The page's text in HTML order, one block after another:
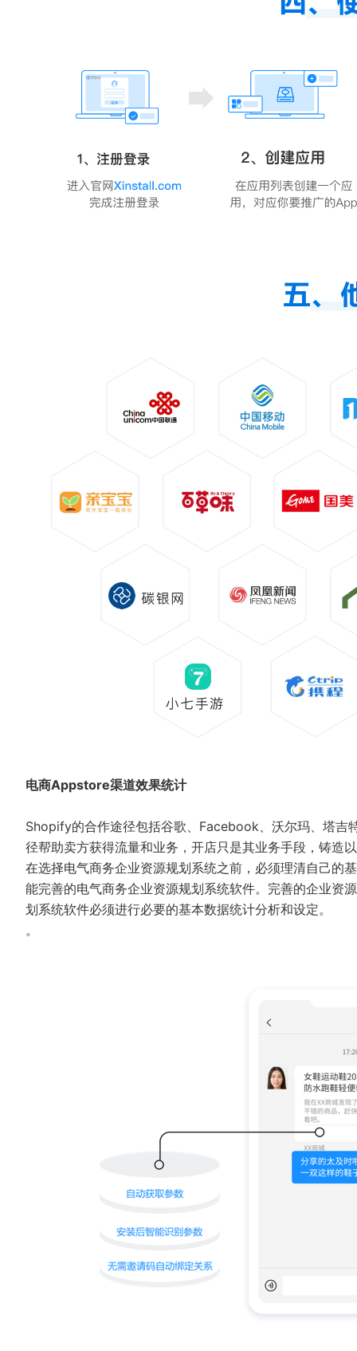
电商Appstore渠道效果统计
Shopify的合作途径包括谷歌、Facebook、沃尔玛、塔吉
径帮助卖方获得流量和业务，开店只是其业务手段，铸造
在选择电气商务企业资源规划系统之前，必须理清自己的
能完善的电气商务企业资源规划系统软件。完善的企业资
划系统软件必须进行必要的基本数据统计分析和设定。
。